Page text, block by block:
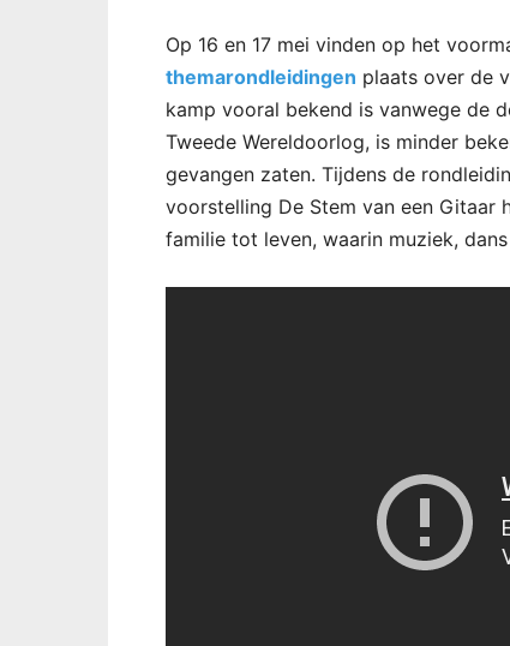
Op 16 en 17 mei vinden op het
themarondleidingen plaats over de
kamp vooral bekend is vanwege de
Tweede Wereldoorlog, is minder
gevangen zaten. Tijdens de
voorstelling De Stem van een Gitaar
familie tot leven, waarin muziek,